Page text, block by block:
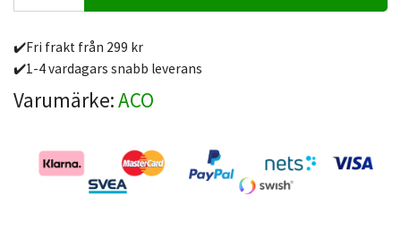
✔️Fri frakt från 299 kr
✔️1-4 vardagars snabb leverans
Varumärke:ACO